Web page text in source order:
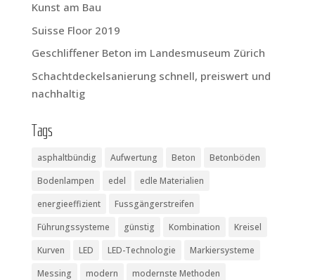
Kunst am Bau
Suis­se Flo­or 2019
Geschlif­fe­ner Beton im Lan­des­mu­se­um Zürich
Schacht­de­ckel­sa­nie­rung schnell, preis­wert und
nachhaltig
Tags
asphaltbündig Aufwertung Beton
Betonböden
Bodenlampen
edel
edle Materialien
energieeffizient
Fussgängerstreifen
Führungssysteme
günstig Kombination
Kreisel
Kurven
LED LED-Technologie
Markiersysteme
Messing
modern
modernste Methoden